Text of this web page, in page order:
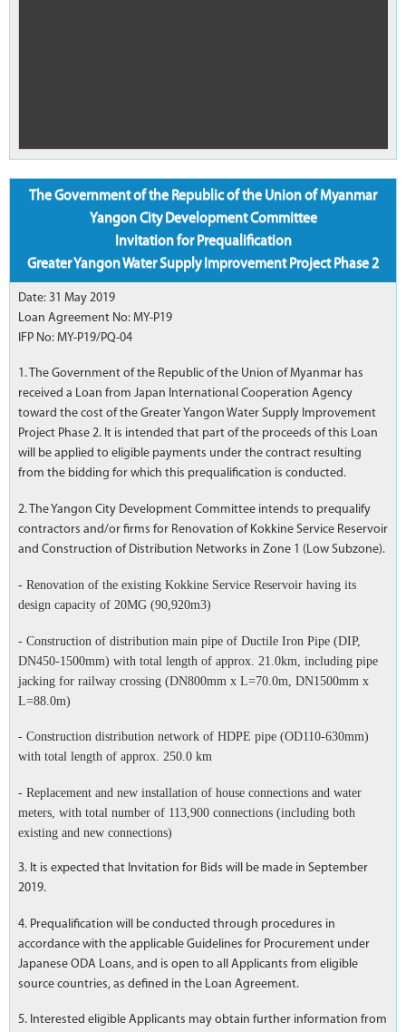
The Government of the Republic of the Union of Myanmar
Yangon City Development Committee
Invitation for Prequalification
Greater Yangon Water Supply Improvement Project Phase 2
Date: 31 May 2019
Loan Agreement No: MY-P19
IFP No: MY-P19/PQ-04
1. The Government of the Republic of the Union of Myanmar has
received a Loan from Japan International Cooperation Agency
toward the cost of the Greater Yangon Water Supply Improvement
Project Phase 2. It is intended that part of the proceeds of this Loan
will be applied to eligible payments under the contract resulting
from the bidding for which this prequalification is conducted.
2. The Yangon City Development Committee intends to prequalify
contractors and/or firms for Renovation of Kokkine Service Reservoir
and Construction of Distribution Networks in Zone 1 (Low Subzone).
- Renovation of the existing Kokkine Service Reservoir having its
design capacity of 20MG (90,920m3)
- Construction of distribution main pipe of Ductile Iron Pipe (DIP,
DN450-1500mm) with total length of approx. 21.0km, including pipe
jacking for railway crossing (DN800mm x L=70.0m, DN1500mm x
L=88.0m)
- Construction distribution network of HDPE pipe (OD110-630mm)
with total length of approx. 250.0 km
- Replacement and new installation of house connections and water
meters, with total number of 113,900 connections (including both
existing and new connections)
3. It is expected that Invitation for Bids will be made in September
2019.
4. Prequalification will be conducted through procedures in
accordance with the applicable Guidelines for Procurement under
Japanese ODA Loans, and is open to all Applicants from eligible
source countries, as defined in the Loan Agreement.
5. Interested eligible Applicants may obtain further information from